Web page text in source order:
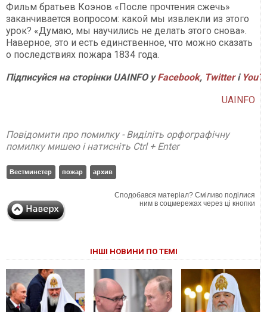
Фильм братьев Коэнов «После прочтения сжечь»
заканчивается вопросом: какой мы извлекли из этого
урок? «Думаю, мы научились не делать этого снова».
Наверное, это и есть единственное, что можно сказать
о последствиях пожара 1834 года.
Підписуйся на сторінки UAINFO уFacebook, Twitterі
UAINFO
Повідомити про помилку - Виділіть орфографічну
помилку мишею і натисніть Ctrl + Enter
Вестминстер пожар архив
Сподобався матеріал? Сміливо поділися
ним в соцмережах через ці кнопки
ІНШІ НОВИНИ ПО ТЕМІ